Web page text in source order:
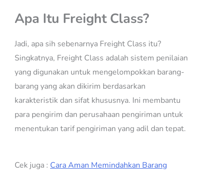
Apa Itu Freight Class?
Jadi, apa sih sebenarnya Freight Class itu?
Singkatnya, Freight Class adalah sistem penilaian
yang digunakan untuk mengelompokkan barang-
barang yang akan dikirim berdasarkan
karakteristik dan sifat khususnya. Ini membantu
para pengirim dan perusahaan pengiriman untuk
menentukan tarif pengiriman yang adil dan tepat.
Cek juga : Cara Aman Memindahkan Barang